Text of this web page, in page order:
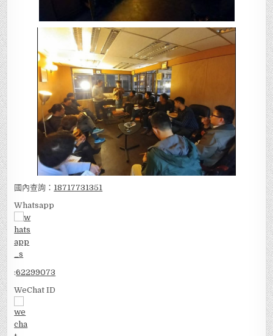
國內查詢： 18717731351
Whatsapp
:62299073
WeChat ID